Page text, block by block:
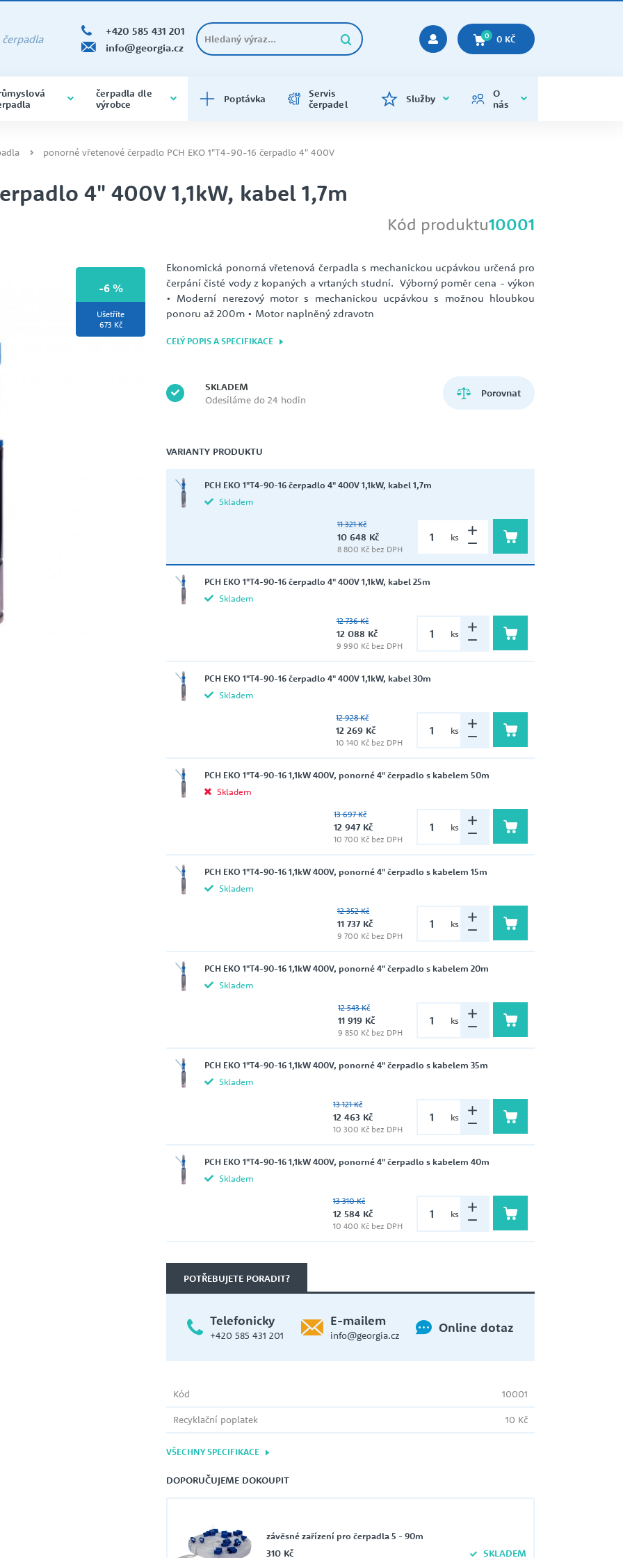
čerpadla
+420 585 431 201
info@georgia.cz
0 0 KČ
čerpadla do vrtu a do studny
BAZÉNOVÁ ČERPADLA
DOMÁCÍ VODÁRNY
Domácí vodárny automaty
ČERPADLA NA NAFTU, OLEJE,
TLAKOVÉ NÁDOBY
nerezové tlakové nádoby
VODÁRNY NA 12V A 24V
ČERPADLO S PONORNOU
HYDRAULIKOU
PŘÍSLUŠENSTVÍ K ČERPADLŮM
FREKVENČNÍ MĚNIČE
ATS - AUTOMATICKÉ TLAKOVÉ HADICE
DOMÁCÍ VODÁRNY
Náhradní vaky EPDM, příruby,
Tlakové nádoby - soupravy
DOLY A HUTĚ
STAVEBNICTVÍ
VODNÍ HOSPODÁŘSTVÍ
čerpadla dle
výrobce
BRINKMANN
EMP
GRUNDFOS
RITZ
SCHMALENBERGER SIGMA
WILO
Poptávka
Servis
čerpadel
Služby
OPTICKÁ A LASEROVÁ MĚŘENÍ
O
nás
KONTAKTY
ponorné vřetenové čerpadlo PCH EKO 1"T4-90-16 čerpadlo 4" 400V
4" 400V 1,1kW, kabel 1,7m
Kód produktu10001
-6 %
Ušetříte
673 Kč
Ekonomická ponorná vřetenová čerpadla s mechanickou ucpávkou určená pro
čerpání čisté vody z kopaných a vrtaných studní. Výborný poměr cena - výkon
• Moderní nerezový motor s mechanickou ucpávkou s možnou hloubkou
ponoru až 200m • Motor naplněný zdravotn
CELÝ POPIS A SPECIFIKACE
SKLADEM
Odesíláme do 24 hodin
Porovnat
VARIANTY PRODUKTU
PCH EKO 1"T4-90-16 čerpadlo 4" 400V 1,1kW, kabel 1,7m
Skladem
11 321 Kč
10 648 Kč
8 800 Kč bez DPH
ks
PCH EKO 1"T4-90-16 čerpadlo 4" 400V 1,1kW, kabel 25m
Skladem
12 736 Kč
12 088 Kč
9 990 Kč bez DPH
ks
PCH EKO 1"T4-90-16 čerpadlo 4" 400V 1,1kW, kabel 30m
Skladem
12 928 Kč
12 269 Kč
10 140 Kč bez DPH
ks
PCH EKO 1"T4-90-16 1,1kW 400V, ponorné 4" čerpadlo s kabelem 50m
Skladem
13 697 Kč
12 947 Kč
10 700 Kč bez DPH
ks
PCH EKO 1"T4-90-16 1,1kW 400V, ponorné 4" čerpadlo s kabelem 15m
Skladem
12 352 Kč
11 737 Kč
9 700 Kč bez DPH
ks
PCH EKO 1"T4-90-16 1,1kW 400V, ponorné 4" čerpadlo s kabelem 20m
Skladem
12 543 Kč
11 919 Kč
9 850 Kč bez DPH
ks
PCH EKO 1"T4-90-16 1,1kW 400V, ponorné 4" čerpadlo s kabelem 35m
Skladem
13 121 Kč
12 463 Kč
10 300 Kč bez DPH
ks
PCH EKO 1"T4-90-16 1,1kW 400V, ponorné 4" čerpadlo s kabelem 40m
Skladem
13 310 Kč
12 584 Kč
10 400 Kč bez DPH
ks
POTŘEBUJETE PORADIT?
Telefonicky
+420 585 431 201
E-mailem
info@georgia.cz
Online dotaz
Kód 10001
Recyklační poplatek 10 Kč
VŠECHNY SPECIFIKACE
DOPORUČUJEME DOKOUPIT
závěsné zařízení pro čerpadla 5 - 90m
310 Kč SKLADEM